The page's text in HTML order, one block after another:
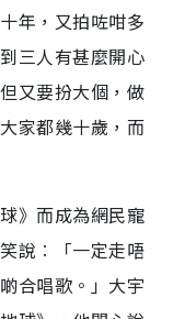
年，又拍咗咁多
三人有甚麼開心
又要扮大個，做
家都幾十歲，而
》而成為網民寵
說︰「一定走唔
合唱歌。」大宇